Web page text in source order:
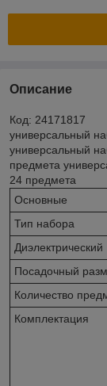
Описание
Код: 24171817
универсальный
универсальный
предмета
24 предмета
Основные
Тип набора
Диэлектрический
Посадочный
Количество
Комплектация